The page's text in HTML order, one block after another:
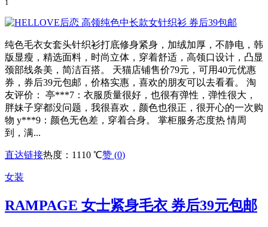
1
纯色毛衣女套头针织衫打底修身紧身，加绒加厚，不静电，韩
版显瘦，精选面料，时尚立体，穿着舒适，高领口设计，凸显
颈部线条美，简洁百搭。 天猫店铺售价79元，可用40元优惠
券，券后39元包邮，价格实惠，喜欢的朋友可以去看看。 淘
友评价： 亭***7：衣服质量很好，也很有弹性，弹性很大，
胖妹子穿都没问题，我很喜欢，颜色也很正，很开心的一次购
物 y***9：颜色无色差，穿着合身。 掌柜服务态度热 情周
到，满...
直达链接热度：1110 ℃赞 (0)
女装
RAMPAGE 女士紧身毛衣 券后39元包邮